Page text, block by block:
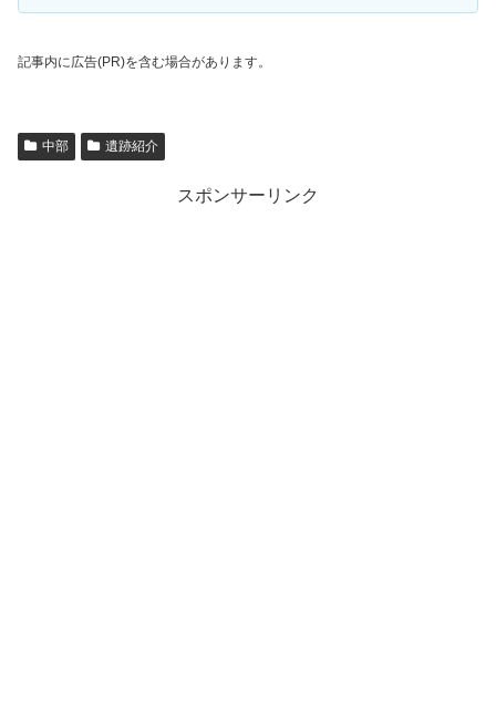
記事内に広告(PR)を含む場合があります。
中部 遺跡紹介
スポンサーリンク